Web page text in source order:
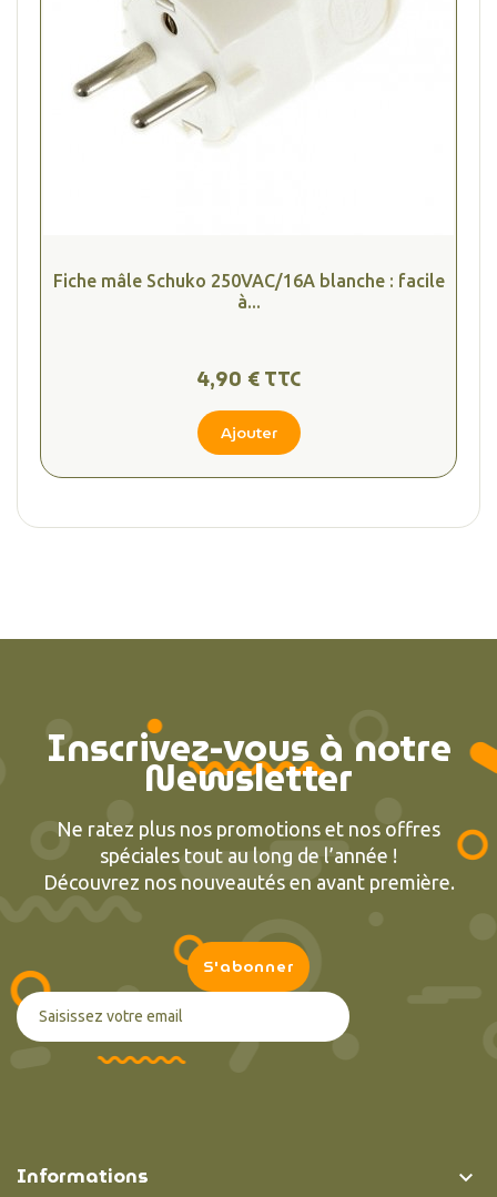
Fiche mâle Schuko 250VAC/16A blanche : facile
à...
4,90 € TTC
Ajouter
Inscrivez-vous à notre
Newsletter
Ne ratez plus nos promotions et nos offres
spéciales tout au long de l’année !
Découvrez nos nouveautés en avant première.
Informations 